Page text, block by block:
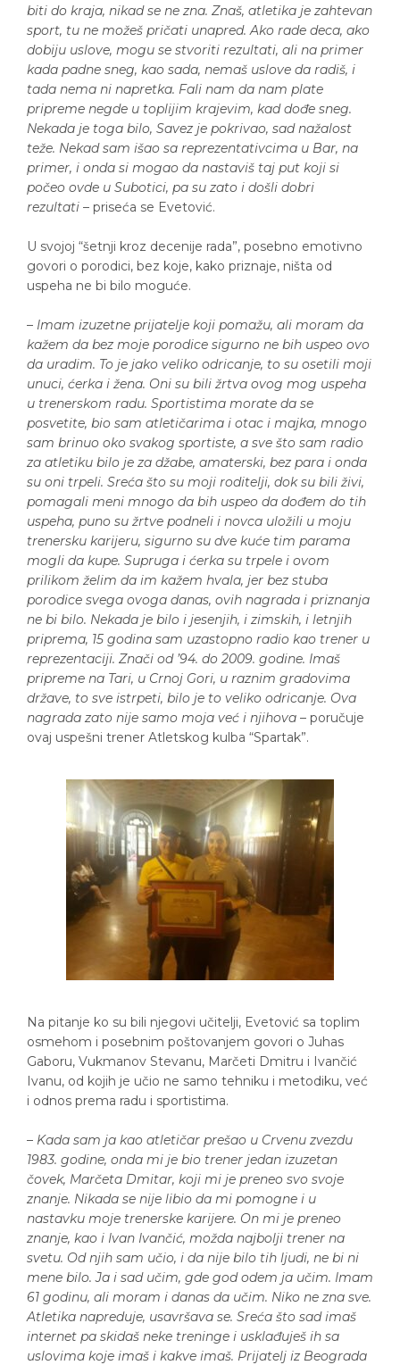
biti do kraja, nikad se ne zna. Znaš, atletika je zahtevan
sport, tu ne možeš pričati unapred. Ako rade deca, ako
dobiju uslove, mogu se stvoriti rezultati, ali na primer
kada padne sneg, kao sada, nemaš uslove da radiš, i
tada nema ni napretka. Fali nam da nam plate
pripreme negde u toplijim krajevim, kad dođe sneg.
Nekada je toga bilo, Savez je pokrivao, sad nažalost
teže. Nekad sam išao sa reprezentativcima u Bar, na
primer, i onda si mogao da nastaviš taj put koji si
počeo ovde u Subotici, pa su zato i došli dobri
rezultati – priseća se Evetović.
U svojoj “šetnji kroz decenije rada”, posebno emotivno
govori o porodici, bez koje, kako priznaje, ništa od
uspeha ne bi bilo moguće.
– Imam izuzetne prijatelje koji pomažu, ali moram da
kažem da bez moje porodice sigurno ne bih uspeo ovo
da uradim. To je jako veliko odricanje, to su osetili moji
unuci, ćerka i žena. Oni su bili žrtva ovog mog uspeha
u trenerskom radu. Sportistima morate da se
posvetite, bio sam atletičarima i otac i majka, mnogo
sam brinuo oko svakog sportiste, a sve što sam radio
za atletiku bilo je za džabe, amaterski, bez para i onda
su oni trpeli. Sreća što su moji roditelji, dok su bili živi,
pomagali meni mnogo da bih uspeo da dođem do tih
uspeha, puno su žrtve podneli i novca uložili u moju
trenersku karijeru, sigurno su dve kuće tim parama
mogli da kupe. Supruga i ćerka su trpele i ovom
prilikom želim da im kažem hvala, jer bez stuba
porodice svega ovoga danas, ovih nagrada i priznanja
ne bi bilo. Nekada je bilo i jesenjih, i zimskih, i letnjih
priprema, 15 godina sam uzastopno radio kao trener u
reprezentaciji. Znači od ’94. do 2009. godine. Imaš
pripreme na Tari, u Crnoj Gori, u raznim gradovima
države, to sve istrpeti, bilo je to veliko odricanje. Ova
nagrada zato nije samo moja već i njihova – poručuje
ovaj uspešni trener Atletskog kulba “Spartak”.
Na pitanje ko su bili njegovi učitelji, Evetović sa toplim
osmehom i posebnim poštovanjem govori o Juhas
Gaboru, Vukmanov Stevanu, Marčeti Dmitru i Ivančić
Ivanu, od kojih je učio ne samo tehniku i metodiku, već
i odnos prema radu i sportistima.
– Kada sam ja kao atletičar prešao u Crvenu zvezdu
1983. godine, onda mi je bio trener jedan izuzetan
čovek, Marčeta Dmitar, koji mi je preneo svo svoje
znanje. Nikada se nije libio da mi pomogne i u
nastavku moje trenerske karijere. On mi je preneo
znanje, kao i Ivan Ivančić, možda najbolji trener na
svetu. Od njih sam učio, i da nije bilo tih ljudi, ne bi ni
mene bilo. Ja i sad učim, gde god odem ja učim. Imam
61 godinu, ali moram i danas da učim. Niko ne zna sve.
Atletika napreduje, usavršava se. Sreća što sad imaš
internet pa skidaš neke treninge i usklađuješ ih sa
uslovima koje imaš i kakve imaš. Prijatelj iz Beograda